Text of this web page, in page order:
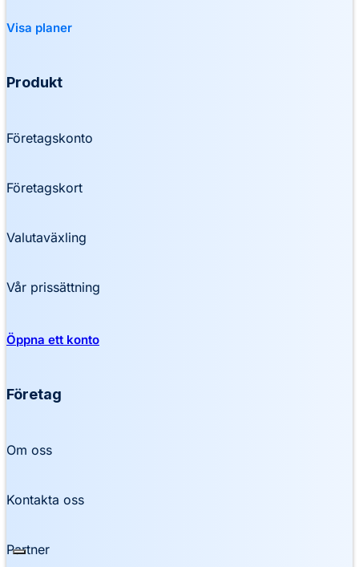
Visa planer
Produkt
Företagskonto
Företagskort
Valutaväxling
Vår prissättning
Öppna ett konto
Företag
Om oss
Kontakta oss
Partner